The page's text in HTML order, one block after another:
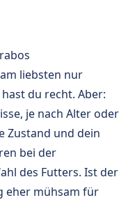
liebsten nur
du recht. Aber:
je nach Alter oder
Zustand und dein
bei der
des Futters. Ist der
eher mühsam für